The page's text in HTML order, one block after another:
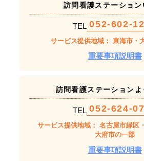
訪問看護ステーション
TEL 052-602-
サービス提供地域： 東海市・
重要事項説明書
訪問看護ステーションよ
TEL 052-624-
サービス提供地域： 名古屋市緑区
大府市の一部
重要事項説明書